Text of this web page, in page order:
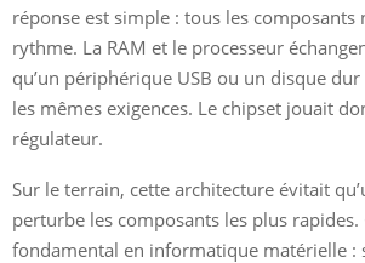
réponse est simple : tous les composants
rythme. La RAM et le processeur
qu’un périphérique USB ou un disque dur
les mêmes exigences. Le chipset jouait
régulateur.
Sur le terrain, cette architecture évitait
perturbe les composants les plus rapides.
fondamental en informatique matérielle :